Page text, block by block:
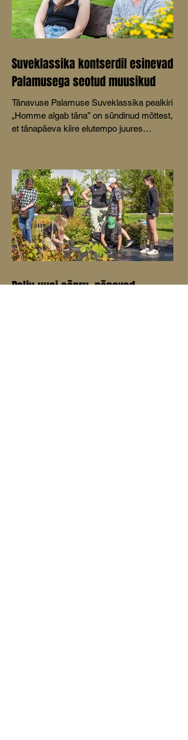
Suveklassika kontserdil esinevad
Palamusega seotud muusikud
Tänavuse Palamuse Suveklassika pealkiri
„Homme algab täna” on sündinud mõttest,
et tänapäeva kiire elutempo juures
nautida käesolevat hetke.
Palju uusi sõpru, põnevad